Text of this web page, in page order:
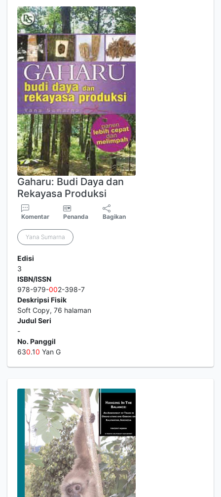
Gaharu: Budi Daya dan
Rekayasa Produksi
Komentar Penanda Bagikan
Yana Sumarna
Edisi
3
ISBN/ISSN
978-979-002-398-7
Deskripsi Fisik
Soft Copy, 76 halaman
Judul Seri
-
No. Panggil
630.10 Yan G